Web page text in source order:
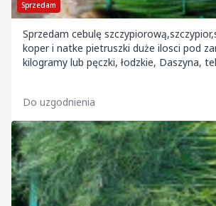
Sprzedam
Sprzedam cebulę
koper i natke pietruszki duże ilosci pod
kilogramy lub pęczki, łodzkie, Daszyna, tel
Do uzgodnienia